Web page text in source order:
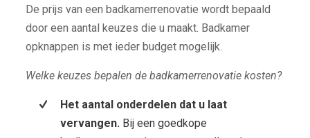
De prijs van een badkamerrenovatie wordt bepaald
door een aantal keuzes die u maakt. Badkamer
opknappen is met ieder budget mogelijk.
Welke keuzes bepalen de badkamerrenovatie kosten?
Het aantal onderdelen dat u laat
vervangen. Bij een goedkope